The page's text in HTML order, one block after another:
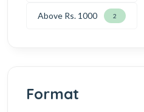
Above Rs. 1000 2
Format